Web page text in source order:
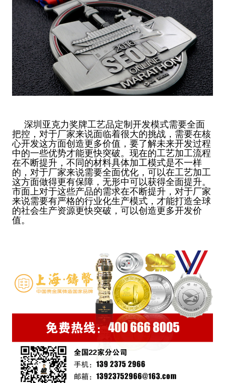
深圳亚克力奖牌工艺品定制开发模式需要全面
把控，对于厂家来说面临着很大的挑战，需要在核
心开发这方面创造更多价值，要了解未来开发过程
中的一些优势才能更快突破。现在的工艺加工流程
在不断提升，不同的材料具体加工模式是不一样
的，对于厂家来说需要全面优化，可以在工艺加工
这方面做得更有保障，无形中可以获得全面提升。
市面上对于这些产品的需求在不断提升，对于厂家
来说需要有严格的行业化生产模式，才能打造全球
的社会生产资源更快突破，可以创造更多开发价
值。